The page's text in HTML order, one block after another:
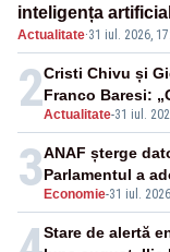
inteligența
Actualitate·31 iul. 2026,
2Actualitate-31 iul.
Cristi Chivu și
Franco Baresi:
3 Economie-31 iul.
ANAF șterge
Parlamentul a
Stare de alertă